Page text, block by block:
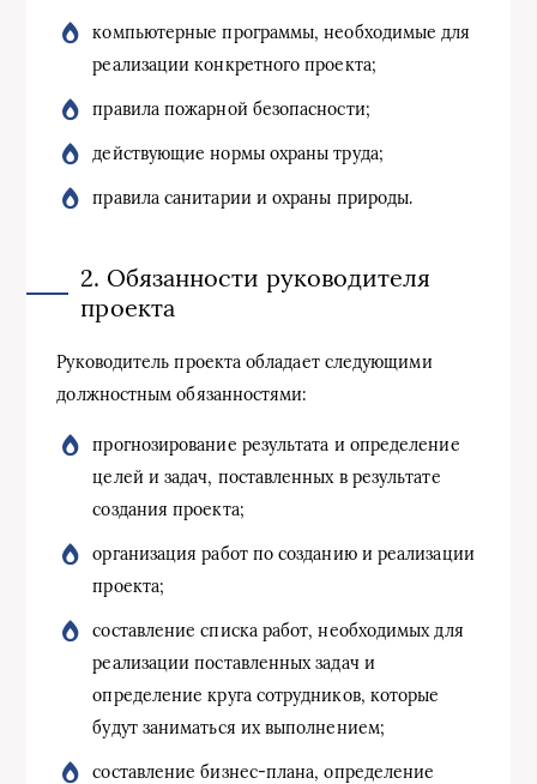
компьютерные программы, необходимые для
реализации конкретного проекта;
правила пожарной безопасности;
действующие нормы охраны труда;
правила санитарии и охраны природы.
2. Обязанности руководителя
проекта
Руководитель проекта обладает следующими
должностным обязанностями:
прогнозирование результата и определение
целей и задач, поставленных в результате
создания проекта;
организация работ по созданию и реализации
проекта;
составление списка работ, необходимых для
реализации поставленных задач и
определение круга сотрудников, которые
будут заниматься их выполнением;
составление бизнес-плана, определение